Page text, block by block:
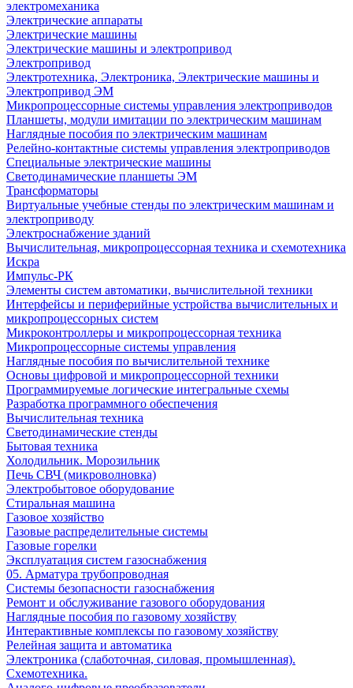
электромеханика
Электрические аппараты
Электрические машины
Электрические машины и электропривод
Электропривод
Электротехника, Электроника, Электрические машины и
Электропривод ЭМ
Микропроцессорные системы управления электроприводов
Планшеты, модули имитации по электрическим машинам
Наглядные пособия по электрическим машинам
Релейно-контактные системы управления электроприводов
Специальные электрические машины
Светодинамические планшеты ЭМ
Трансформаторы
Виртуальные учебные стенды по электрическим машинам и
электроприводу
Электроснабжение зданий
Вычислительная, микропроцессорная техника и схемотехника
Искра
Импульс-РК
Элементы систем автоматики, вычислительной техники
Интерфейсы и периферийные устройства вычислительных и
микропроцессорных систем
Микроконтроллеры и микропроцессорная техника
Микропроцессорные системы управления
Наглядные пособия по вычислительной технике
Основы цифровой и микропроцессорной техники
Программируемые логические интегральные схемы
Разработка программного обеспечения
Вычислительная техника
Светодинамические стенды
Бытовая техника
Холодильник. Морозильник
Печь СВЧ (микроволновка)
Электробытовое оборудование
Стиральная машина
Газовое хозяйство
Газовые распределительные системы
Газовые горелки
Эксплуатация систем газоснабжения
05. Арматура трубопроводная
Системы безопасности газоснабжения
Ремонт и обслуживание газового оборудования
Наглядные пособия по газовому хозяйству
Интерактивные комплексы по газовому хозяйству
Релейная защита и автоматика
Электроника (слаботочная, силовая, промышленная).
Схемотехника.